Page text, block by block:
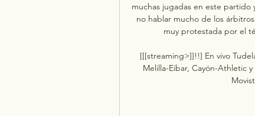
muchas jugadas en este
no hablar mucho de los
muy protestada por el
[[[streaming>]]!!] En vivo
Melilla-Eibar, Cayón-Athletic